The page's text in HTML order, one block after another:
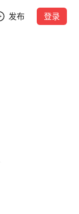
发布 登录